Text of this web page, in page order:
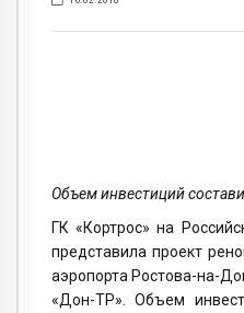
Объем инвестиций
ГК «Кортрос» на
представила проект
аэропорта Ростова-на-
«Дон-ТР». Объем